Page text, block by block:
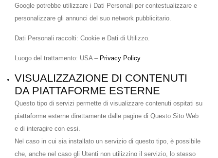
Google potrebbe utilizzare i Dati Personali per contestualizzare e
personalizzare gli annunci del suo network pubblicitario.
Dati Personali raccolti: Cookie e Dati di Utilizzo.
Luogo del trattamento: USA – Privacy Policy
VISUALIZZAZIONE DI CONTENUTI
DA PIATTAFORME ESTERNE
Questo tipo di servizi permette di visualizzare contenuti ospitati su
piattaforme esterne direttamente dalle pagine di Questo Sito Web
e di interagire con essi.
Nel caso in cui sia installato un servizio di questo tipo, è possibile
che, anche nel caso gli Utenti non utilizzino il servizio, lo stesso